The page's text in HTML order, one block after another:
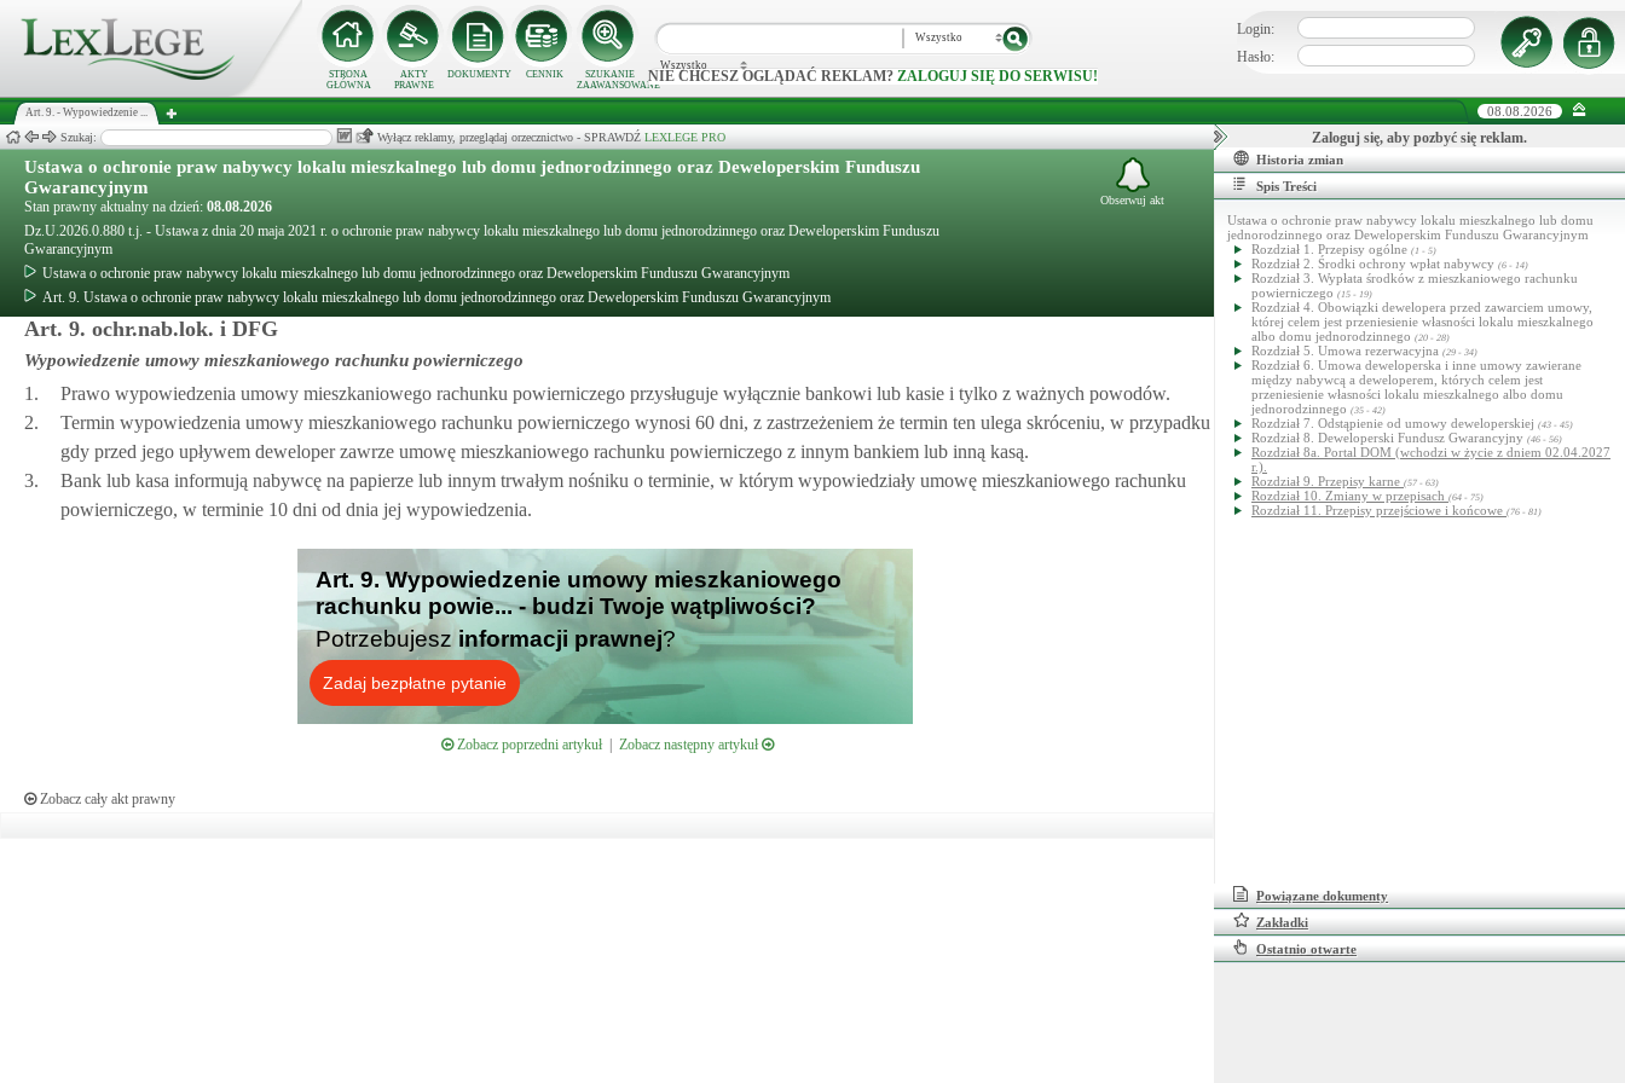
STRONA
GŁÓWNA
AKTY
PRAWNE
DOKUMENTY CENNIK
SZUKANIE
ZAAWANSOWANE
Wszystko
Wszystko
NIE CHCESZ OGLĄDAĆ REKLAM? ZALOGUJ SIĘ DO SERWISU!
Login:
Hasło:
Art. 9. - Wypowiedzenie ... 08.08.2026
Szukaj: Wyłącz reklamy, przeglądaj orzecznictwo - SPRAWDŹ LEXLEGE PRO
Ustawa o ochronie praw nabywcy lokalu mieszkalnego lub domu jednorodzinnego oraz Deweloperskim Funduszu
Gwarancyjnym
Stan prawny aktualny na dzień: 08.08.2026
Dz.U.2026.0.880 t.j. - Ustawa z dnia 20 maja 2021 r. o ochronie praw nabywcy lokalu mieszkalnego lub domu jednorodzinnego oraz Deweloperskim Funduszu
Gwarancyjnym
Ustawa o ochronie praw nabywcy lokalu mieszkalnego lub domu jednorodzinnego oraz Deweloperskim Funduszu Gwarancyjnym
Art. 9. Ustawa o ochronie praw nabywcy lokalu mieszkalnego lub domu jednorodzinnego oraz Deweloperskim Funduszu Gwarancyjnym
Obserwuj akt
Art. 9. ochr.nab.lok. i DFG
Wypowiedzenie umowy mieszkaniowego rachunku powierniczego
1.
Prawo wypowiedzenia umowy mieszkaniowego rachunku powierniczego przysługuje wyłącznie bankowi lub kasie i tylko z ważnych powodów.
2.
Termin wypowiedzenia umowy mieszkaniowego rachunku powierniczego wynosi 60 dni, z zastrzeżeniem że termin ten ulega skróceniu, w przypadku
gdy przed jego upływem deweloper zawrze umowę mieszkaniowego rachunku powierniczego z innym bankiem lub inną kasą.
3.
Bank lub kasa informują nabywcę na papierze lub innym trwałym nośniku o terminie, w którym wypowiedziały umowę mieszkaniowego rachunku
powierniczego, w terminie 10 dni od dnia jej wypowiedzenia.
Art. 9. Wypowiedzenie umowy mieszkaniowego
rachunku powie... - budzi Twoje wątpliwości?
Potrzebujesz informacji prawnej?
Zadaj bezpłatne pytanie
Zobacz poprzedni artykuł| Zobacz następny artykuł
Zobacz cały akt prawny
Zaloguj się, aby pozbyć się reklam.
Historia zmian
Spis Treści
Ustawa o ochronie praw nabywcy lokalu mieszkalnego lub domu
jednorodzinnego oraz Deweloperskim Funduszu Gwarancyjnym
Rozdział 1. Przepisy ogólne (1 - 5)
Rozdział 2. Środki ochrony wpłat nabywcy (6 - 14)
Rozdział 3. Wypłata środków z mieszkaniowego rachunku
powierniczego (15 - 19)
Rozdział 4. Obowiązki dewelopera przed zawarciem umowy,
której celem jest przeniesienie własności lokalu mieszkalnego
albo domu jednorodzinnego (20 - 28)
Rozdział 5. Umowa rezerwacyjna (29 - 34)
Rozdział 6. Umowa deweloperska i inne umowy zawierane
między nabywcą a deweloperem, których celem jest
przeniesienie własności lokalu mieszkalnego albo domu
jednorodzinnego (35 - 42)
Rozdział 7. Odstąpienie od umowy deweloperskiej (43 - 45)
Rozdział 8. Deweloperski Fundusz Gwarancyjny (46 - 56)
Rozdział 8a. Portal DOM (wchodzi w życie z dniem 02.04.2027
r.).
Rozdział 9. Przepisy karne (57 - 63)
Rozdział 10. Zmiany w przepisach (64 - 75)
Rozdział 11. Przepisy przejściowe i końcowe (76 - 81)
Powiązane dokumenty
Zakładki
Ostatnio otwarte